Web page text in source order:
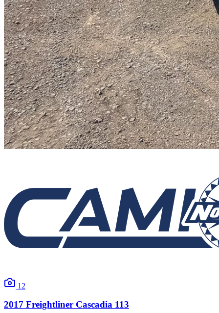
12
2017 Freightliner Cascadia 113